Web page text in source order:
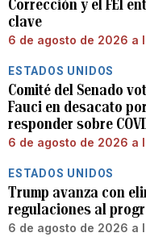
Corrección y el FEI
clave
6 de agosto de 2026 a
ESTADOS UNIDOS
Comité del Senado
Fauci en desacato
responder sobre
6 de agosto de 2026 a
ESTADOS UNIDOS
Trump avanza con
regulaciones al
6 de agosto de 2026 a